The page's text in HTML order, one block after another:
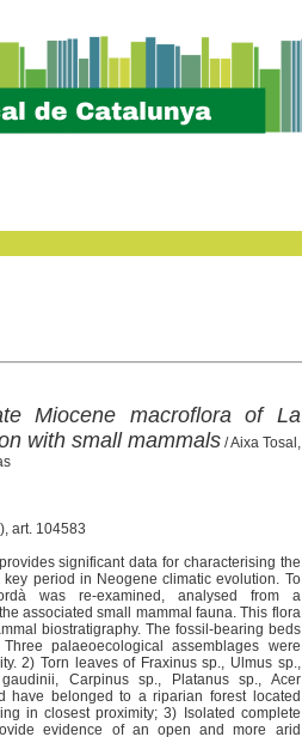
Miocene macroflora of La
with small mammals/ Aixa Tosal,
art. 104583
significant data for characterising the
period in Neogene climatic evolution. To
was re-examined, analysed from a
associated small mammal fauna. This flora
biostratigraphy. The fossil-bearing beds
palaeoecological assemblages were
2) Torn leaves of Fraxinus sp., Ulmus sp.,
Carpinus sp., Platanus sp., Acer
have belonged to a riparian forest located
in closest proximity; 3) Isolated complete
evidence of an open and more arid